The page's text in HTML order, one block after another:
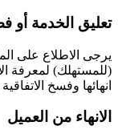
تعليق الخدمة أو
(للمستهلك) لمعرفة
انهائها وفسخ
الانهاء من العميل